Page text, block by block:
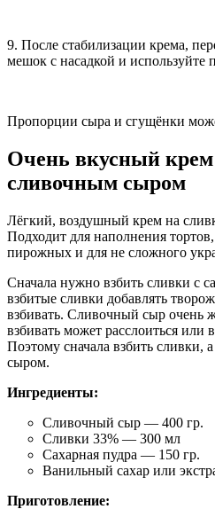
9. После стабилизации крема,
мешок с насадкой и используйте
Пропорции сыра и сгущёнки
Очень вкусный крем
сливочным сыром
Лёгкий, воздушный крем на
Подходит для наполнения
пирожных и для не сложного
Сначала нужно взбить сливки с
взбитые сливки добавлять
взбивать. Сливочный сыр очень
взбивать может расслоиться или
Поэтому сначала взбить сливки,
сыром.
Ингредиенты:
Сливочный сыр — 400 гр.
Сливки 33% — 300 мл
Сахарная пудра — 150 гр.
Ванильный сахар или
Приготовление: